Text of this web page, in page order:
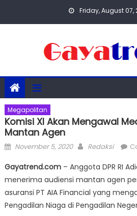
Friday, August 07,
Megapolitan
Komisi XI Akan Mengawal
Mantan Agen
Posted
November 5, 2020 Author
Redaksi
Gayatrend.com– Anggota DPR RI
menerima audiensi mantan agen
asuransi PT AIA Financial yang
Pengadilan Niaga di Pengadilan